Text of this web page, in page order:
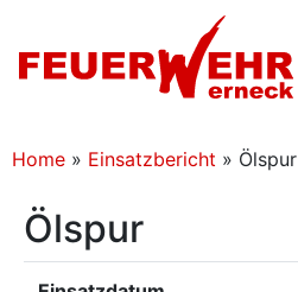
Home » Einsatzbericht » Ölspur
Ölspur